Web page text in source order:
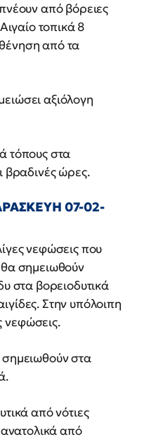
από βόρειες
τοπικά 8
από τα
αξιόλογη
τόπους στα
βραδινές ώρες.
07-02-
νεφώσεις που
σημειωθούν
στα βορειοδυτικά
Στην υπόλοιπη
νεφώσεις.
σημειωθούν στα
από νότιες
από